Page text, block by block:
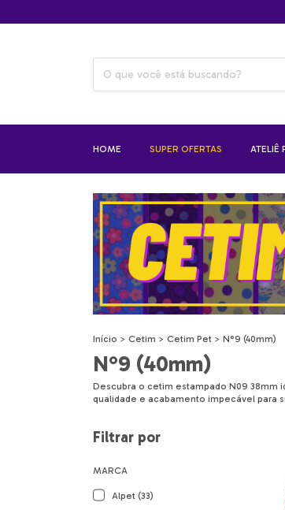
HOME SUPER OFERTAS ATELIÊ
Início > Cetim > Cetim Pet > N°9 (40mm)
N°9 (40mm)
Descubra o cetim estampado N09 38mm
qualidade e acabamento impecável para
Filtrar por
MARCA
Alpet (33)